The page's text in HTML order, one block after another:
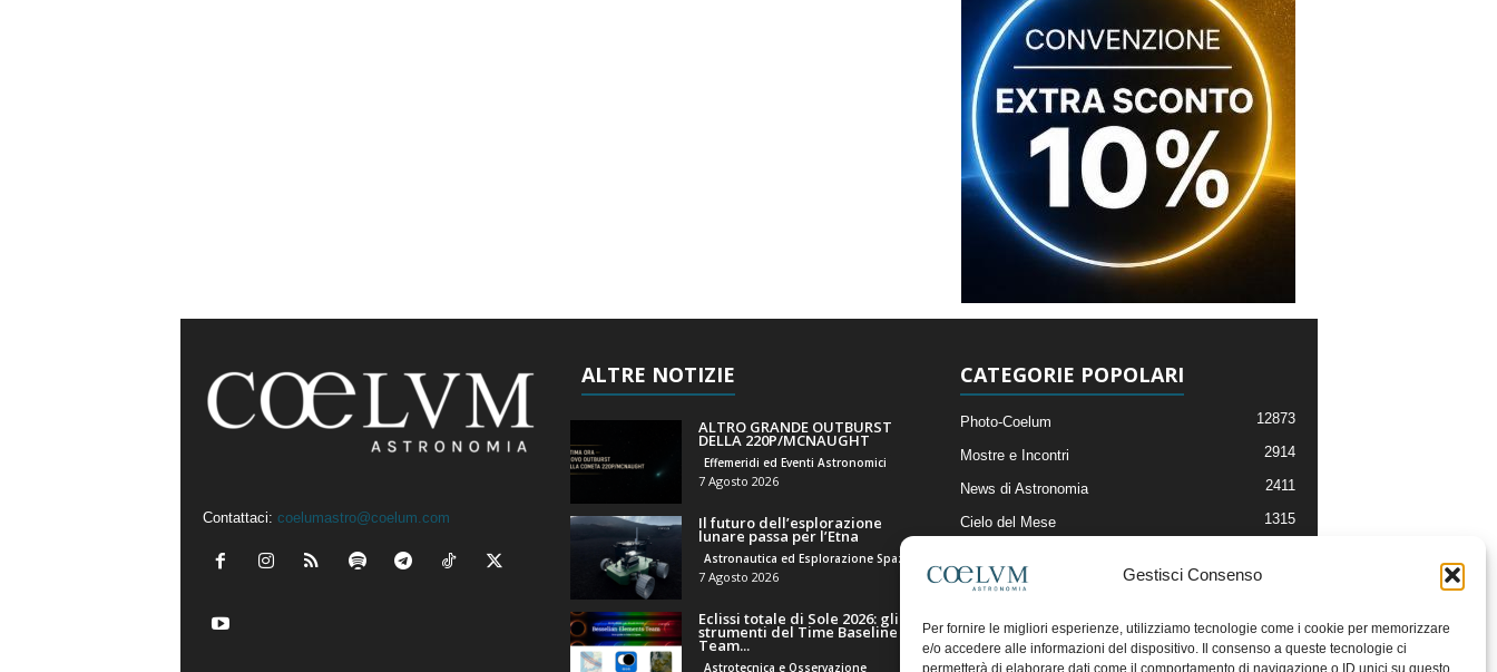
Gestisci Consenso
Per fornire le migliori esperienze, utilizziamo tecnologie come i cookie per memorizzare
e/o accedere alle informazioni del dispositivo. Il consenso a queste tecnologie ci
permetterà di elaborare dati come il comportamento di navigazione o ID unici su questo
Contattaci: coelumastro@coelum.com
ALTRE NOTIZIE
ALTRO GRANDE OUTBURST
DELLA 220P/MCNAUGHT
Effemeridi ed Eventi Astronomici
7 Agosto 2026
Il futuro dell’esplorazione
lunare passa per l’Etna
7 Agosto 2026
Eclissi totale di Sole 2026: gli
strumenti del Time Baseline
Team...
Astrotecnica e Osservazione
CATEGORIE POPOLARI
Photo-Coelum 12873
Mostre e Incontri 2914
News di Astronomia 2411
Cielo del Mese 1315
Articoli e Risorse On-Line
Il Blog della Redazione